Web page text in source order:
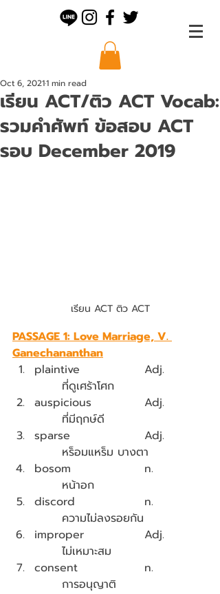
เรียน ACT/ติว ACT Vocab:
รวมคำศัพท์ ข้อสอบ ACT
รอบ December 2019
Oct 6, 20211 min read
เรียน ACT ติว ACT
PASSAGE 1: Love Marriage, V.
Ganechananthan
plaintive			Adj.
	ที่ดูเศร้าโศก
auspicious		Adj.
	ที่มีฤกษ์ดี
sparse			Adj.
	หร็อมแหร็ม บางตา
bosom			n.
	หน้าอก
discord			n.
	ความไม่ลงรอยกัน
improper			Adj.
	ไม่เหมาะสม
consent			n.
	การอนุญาติ